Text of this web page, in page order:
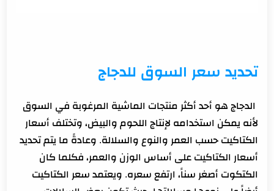
تحديد سعر السوق للدجاج
الدجاج هو أحد أكثر منتجات الماشية المرغوبة في السوق
لأنه يمكن استخدامه لإنتاج اللحوم والبيض، وتختلف أسعار
الكتاكيت حسب العمر والنوع والسلالة. وعادةً ما يتم تحديد
أسعار الكتاكيت على أساس الوزن والعمر، فكلما كان
الكتكوت أصغر سناً، ارتفع سعره. ويعتمد سعر الكتاكيت